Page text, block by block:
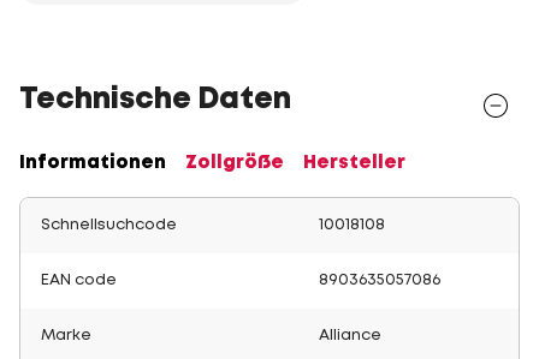
Technische Daten
Informationen Zollgröße Hersteller
Schnellsuchcode 10018108
EAN code 8903635057086
Marke Alliance